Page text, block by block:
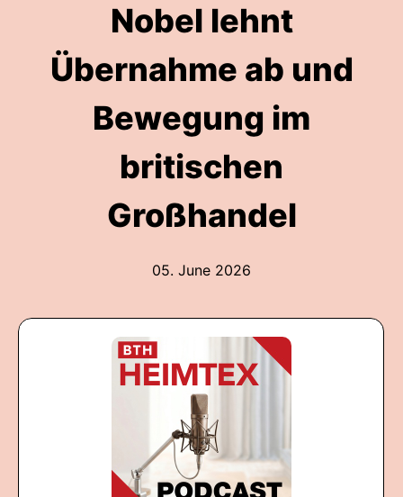
Nobel lehnt
Übernahme ab und
Bewegung im
britischen
Großhandel
05. June 2026